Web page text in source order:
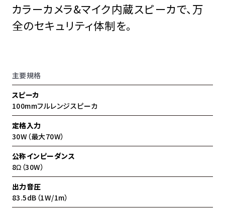
カラーカメラ&マイク内蔵スピーカで、万
全のセキュリティ体制を。
主要規格
スピーカ
100mmフルレンジスピーカ
定格入力
30W（最大70W）
公称インピーダンス
8Ω（30W）
出力音圧
83.5dB（1W/1m）